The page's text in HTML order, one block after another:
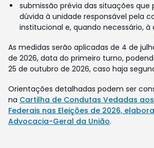
submissão prévia das situações que
dúvida à unidade responsável pela
institucional e, quando necessário, à
As medidas serão aplicadas de 4 de
de 2026, data do primeiro turno,
25 de outubro de 2026, caso haja
Orientações detalhadas podem ser
na Cartilha de Condutas Vedadas
Federais nas Eleições de 2026,
Advocacia-Geral da União.